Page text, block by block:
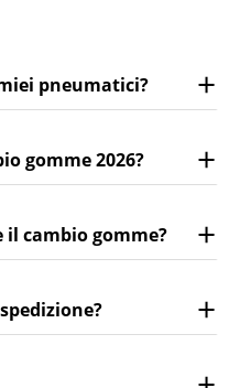
pneumatici?
gomme 2026?
cambio gomme?